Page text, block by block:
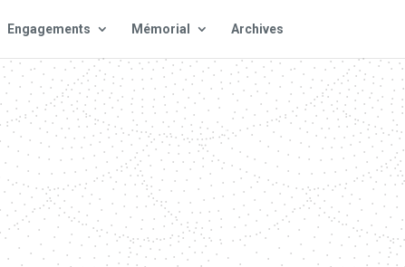
Engagements Mémorial Archives